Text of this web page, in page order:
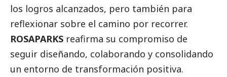
los logros alcanzados, pero también para
reflexionar sobre el camino por recorrer.
ROSAPARKS reafirma su compromiso de
seguir diseñando, colaborando y consolidando
un entorno de transformación positiva.